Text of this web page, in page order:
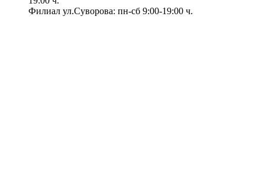
Филиал ул.Суворова: пн-сб 9:00-19:00 ч.